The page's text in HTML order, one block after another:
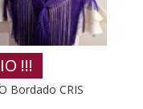
!!!
Bordado CRIS